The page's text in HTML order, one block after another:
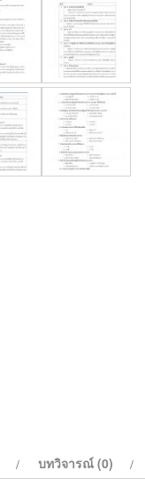
บทวิจารณ์ (0)